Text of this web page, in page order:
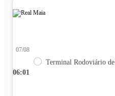
06:01
07/08
Terminal Rodoviário de